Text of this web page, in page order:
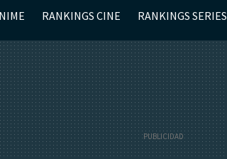
RANKINGS CINE RANKINGS SERIES